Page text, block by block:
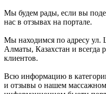
Мы будем рады, если вы
нас в отзывах на портале.
Мы находимся по адресу ул.
Алматы, Казахстан и всегда
клиентов.
Всю информацию в
и отзывы о нашем